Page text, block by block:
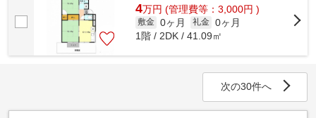
4万円 (管理費等：3,000円 )
敷金 0ヶ月 礼金 0ヶ月
1階 / 2DK / 41.09㎡
次の30件へ